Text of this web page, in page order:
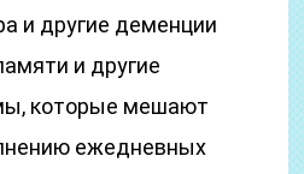
и другие деменции
и другие
которые мешают
ежедневных